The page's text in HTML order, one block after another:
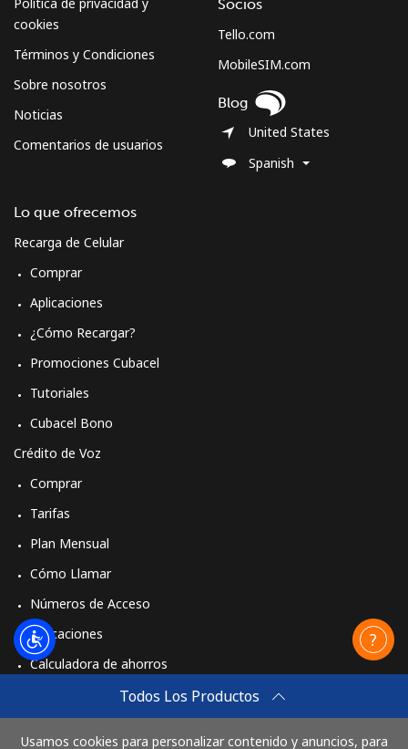
Todos Los Productos
Usamos cookies para personalizar contenido y anuncios, para
cookies
Términos y Condiciones
Sobre nosotros
Noticias
Comentarios de usuarios
Lo que ofrecemos
Recarga de Celular
Comprar
Aplicaciones
¿Cómo Recargar?
Promociones Cubacel
Tutoriales
Cubacel Bono
Crédito de Voz
Comprar
Tarifas
Plan Mensual
Cómo Llamar
Números de Acceso
Aplicaciones
Calculadora de ahorros
Comprar
Socios
Tello.com
MobileSIM.com
Blog
United States
Spanish